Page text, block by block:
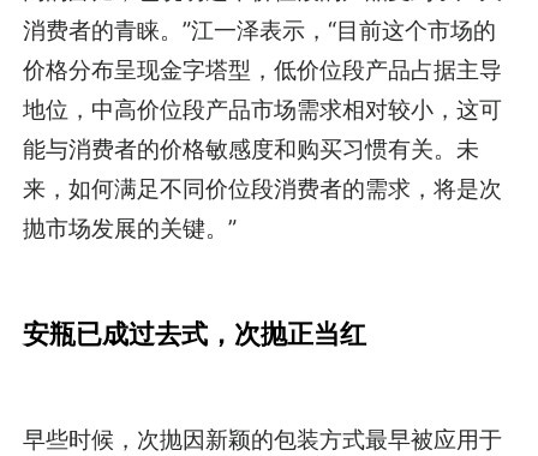
消费者的青睐。”江一泽表示，“目前这个市场的
价格分布呈现金字塔型，低价位段产品占据主导
地位，中高价位段产品市场需求相对较小，这可
能与消费者的价格敏感度和购买习惯有关。未
来，如何满足不同价位段消费者的需求，将是次
抛市场发展的关键。”
安瓶已成过去式，次抛正当红
早些时候，次抛因新颖的包装方式最早被应用于